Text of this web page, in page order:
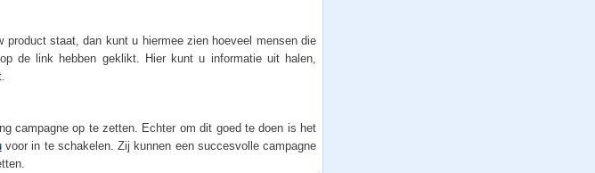
staat, dan kunt u hiermee zien hoeveel mensen die
de link hebben geklikt. Hier kunt u informatie uit halen,
campagne op te zetten. Echter om dit goed te doen is het
voor in te schakelen. Zij kunnen een succesvolle campagne